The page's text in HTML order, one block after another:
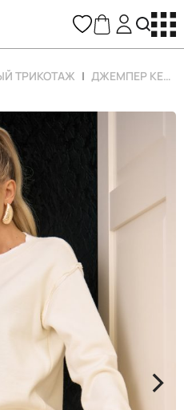
ТРИКОТАЖ ДЖЕМПЕР КЕЙТ (МОЛОЧНЫЙ)
>